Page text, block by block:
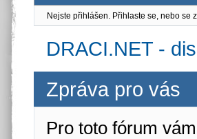
Nejste přihlášen. Přihlaste se, nebo se
DRACI.NET -
Zpráva pro vás
Pro toto fórum